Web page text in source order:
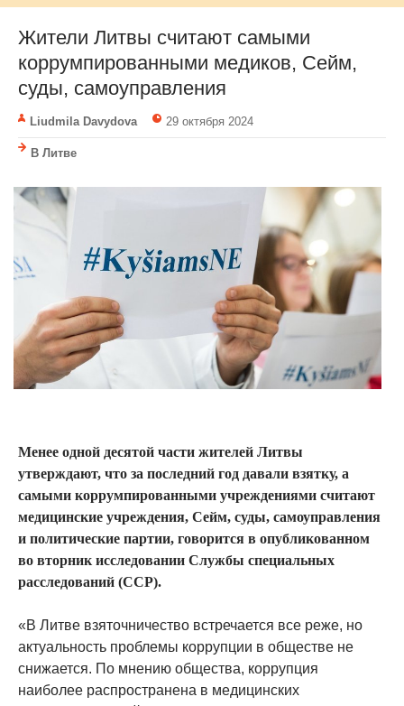
Жители Литвы считают самыми
коррумпированными медиков, Сейм,
суды, самоуправления
Liudmila Davydova 29 октября 2024
В Литве
Менее одной десятой части жителей Литвы
утверждают, что за последний год давали взятку, а
самыми коррумпированными учреждениями считают
медицинские учреждения, Сейм, суды, самоуправления
и политические партии, говорится в опубликованном
во вторник исследовании Службы специальных
расследований (ССР).
«В Литве взяточничество встречается все реже, но
актуальность проблемы коррупции в обществе не
снижается. По мнению общества, коррупция
наиболее распространена в медицинских